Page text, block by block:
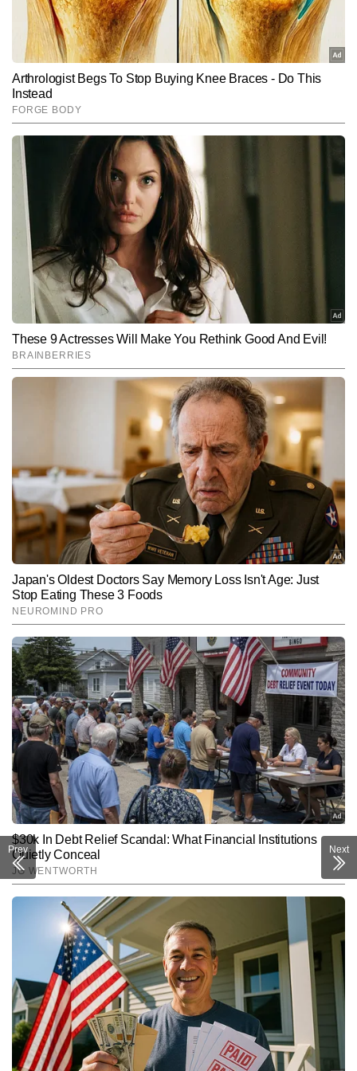
Hindi NewsIndia
नितिन अरोड़ा AUTHOR
नितिन अरोड़ा टाइम्स नाउ नवभारत में न्यूज डेस्क पर सीनियर कॉपी एडिटर के रूप
में कार्यरत हैं। मीडिया में उनका 6 वर्षों का अनुभव है। वह राजनीति, देश–विदेश की
बड़ी घटनाओं और समसामयिक मुद्दों को गहराई से समझकर उन्हें सटीक और सरल
भाषा में प्रस्तुत करने में माहिर हैं। उन्होंने अपने करियर में लगातार करंट अफेयर्स,
पॉलिटिकल डेवलपमेंट्स, डिप्लोमैटिक घटनाएं और डिफेंस सेक्टर से जुड़े विषयों पर
प्रभावशाली कॉन्टेंट तैयार किया है और अबतक 6 हजार से अधिक आर्टिकल लिख
चुके हैं। विभिन्न टॉपिक्स पर एक्सप्लेनेर, डेटा-आधारित रिपोर्ट्स और विश्लेषणात्मक
कॉपी लिखने में उनकी मजबूत पकड़ है।
Follow Us:
Subscribe to our daily Newsletter!
SUBMIT
Prev Next